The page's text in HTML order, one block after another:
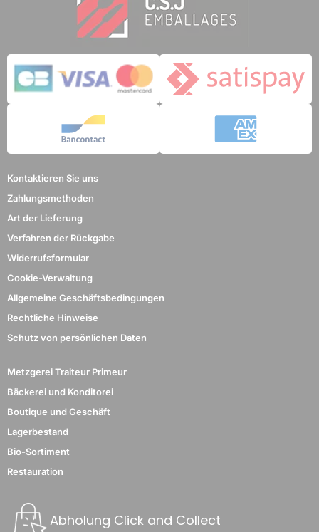
4 noten
Kontaktieren Sie uns
Zahlungsmethoden
Art der Lieferung
Verfahren der Rückgabe
Widerrufsformular
Cookie-Verwaltung
Allgemeine Geschäftsbedingungen
Rechtliche Hinweise
Schutz von persönlichen Daten
Metzgerei Traiteur Primeur
Bäckerei und Konditorei
Boutique und Geschäft
Lagerbestand
Bio-Sortiment
Restauration
Abholung Click and Collect